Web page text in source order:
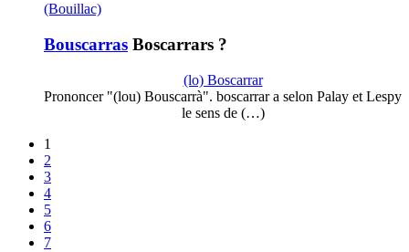
(Bouillac)
Bouscarras Boscarrars ?
(lo) Boscarrar
Prononcer "(lou) Bouscarrà". boscarrar a selon Palay et Lespy
le sens de (…)
1
2
3
4
5
6
7